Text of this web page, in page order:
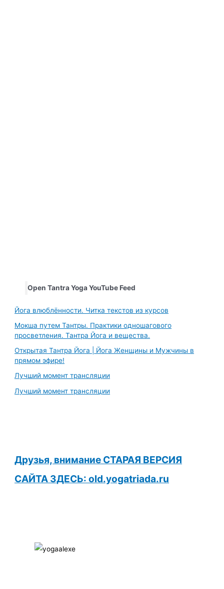
Open Tantra Yoga YouTube Feed
Йога влюблённости. Читка текстов из курсов
Мокша путем Тантры. Практики одношагового
просветления. Тантра Йога и вещества.
Открытая Тантра Йога | Йога Женщины и Мужчины в
прямом эфире!
Лучший момент трансляции
Лучший момент трансляции
Друзья, внимание СТАРАЯ ВЕРСИЯ
САЙТА ЗДЕСЬ: old.yogatriada.ru